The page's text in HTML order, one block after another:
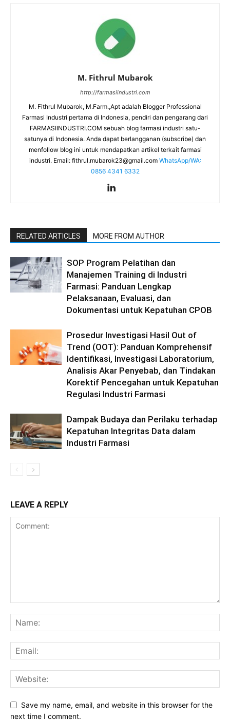
M. Fithrul Mubarok
http://farmasiindustri.com
M. Fithrul Mubarok, M.Farm.,Apt adalah Blogger Professional
Farmasi Industri pertama di Indonesia, pendiri dan pengarang dari
FARMASIINDUSTRI.COM sebuah blog farmasi industri satu-
satunya di Indonesia. Anda dapat berlangganan (subscribe) dan
menfollow blog ini untuk mendapatkan artikel terkait farmasi
industri. Email: fithrul.mubarok23@gmail.com WhatsApp/WA:
0856 4341 6332
RELATED ARTICLES MORE FROM AUTHOR
SOP Program Pelatihan dan
Manajemen Training di Industri
Farmasi: Panduan Lengkap
Pelaksanaan, Evaluasi, dan
Dokumentasi untuk Kepatuhan CPOB
Prosedur Investigasi Hasil Out of
Trend (OOT): Panduan Komprehensif
Identifikasi, Investigasi Laboratorium,
Analisis Akar Penyebab, dan Tindakan
Korektif Pencegahan untuk Kepatuhan
Regulasi Industri Farmasi
Dampak Budaya dan Perilaku terhadap
Kepatuhan Integritas Data dalam
Industri Farmasi
LEAVE A REPLY
Save my name, email, and website in this browser for the
next time I comment.